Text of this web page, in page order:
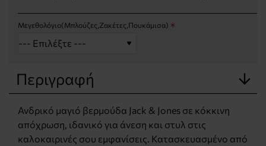
Μεγεθολόγιο(Μπλούζες,Ζακέτες,Πουκάμισα)
Περιγραφή
Ανδρικό μαγιό βερμούδα Jack & Jones σε κόκκινη
απόχρωση, ιδανικό για άνεση και στυλ στις
καλοκαιρινές σου εμφανίσεις. Κατασκευασμένο από